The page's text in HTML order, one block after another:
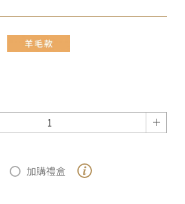
加購禮盒